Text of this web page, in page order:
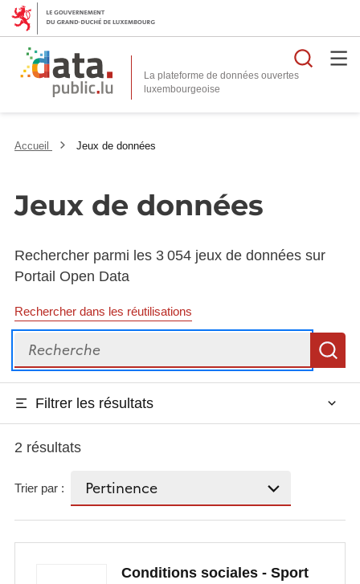
La plateforme de données ouvertes
Accueil Jeux de données
Jeux de données
Rechercher parmi les 3 054 jeux de données sur
Portail Open Data
Rechercher dans les réutilisations
Recherche
Filtrer les résultats
2 résultats
Trier par :
Conditions sociales - Sport